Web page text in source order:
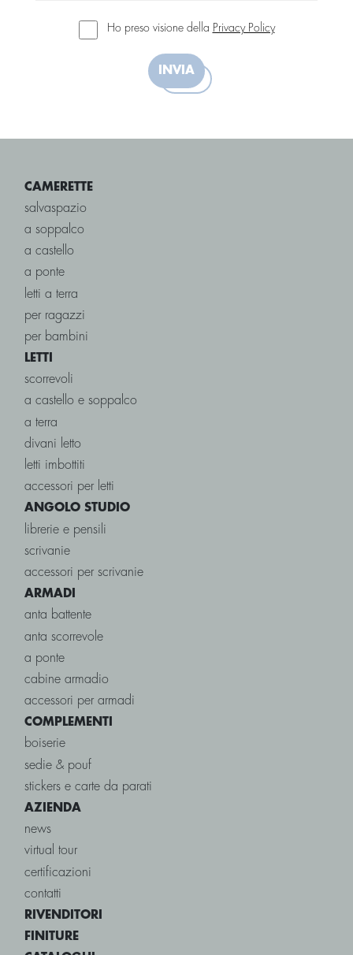
Ho preso visione della Privacy Policy
INVIA
CAMERETTE
salvaspazio
a soppalco
a castello
a ponte
letti a terra
per ragazzi
per bambini
LETTI
scorrevoli
a castello e soppalco
a terra
divani letto
letti imbottiti
accessori per letti
ANGOLO STUDIO
librerie e pensili
scrivanie
accessori per scrivanie
ARMADI
anta battente
anta scorrevole
a ponte
cabine armadio
accessori per armadi
COMPLEMENTI
boiserie
sedie & pouf
stickers e carte da parati
AZIENDA
news
virtual tour
certificazioni
contatti
RIVENDITORI
FINITURE